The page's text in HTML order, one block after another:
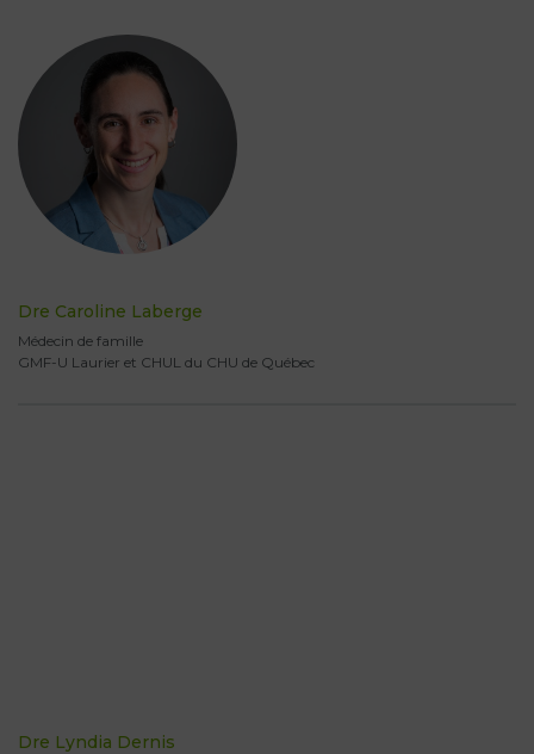
Dre Caroline Laberge
Médecin de famille
GMF-U Laurier et CHUL du CHU de Québec
Dre Lyndia Dernis